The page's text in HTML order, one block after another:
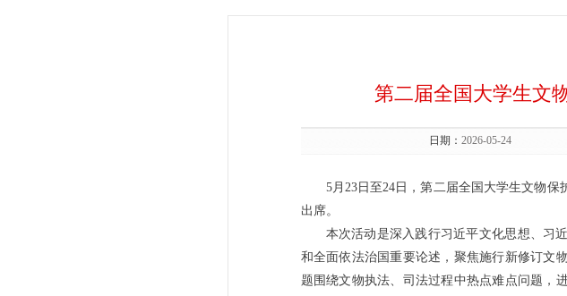
第二届全国大学生文
日期： 2026-05-24
5月23日至24日，第二届全国大学生文物
出席。
本次活动是深入践行习近平文化思想、习
和全面依法治国重要论述，聚焦施行新修订文
题围绕文物执法、司法过程中热点难点问题，